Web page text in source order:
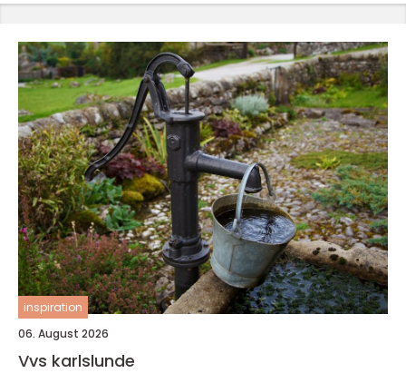
inspiration
06. August 2026
Vvs karlslunde